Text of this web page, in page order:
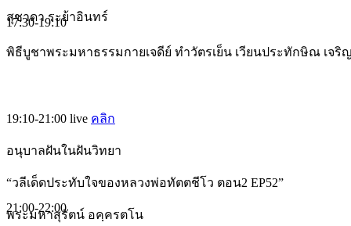
สุชาดา ระย้าอินทร์
17:30-19:10
พิธีบูชาพระมหาธรรมกายเจดีย์ ทำวัตรเย็น เวียนประทักษิณ เจ
19:10-21:00 live คลิก
อนุบาลฝันในฝันวิทยา
“วลีเด็ดประทับใจของหลวงพ่อทัตตชีโว ตอน2 EP52”
พระมหาสุรัตน์ อคฺครตโน
21:00-22:00